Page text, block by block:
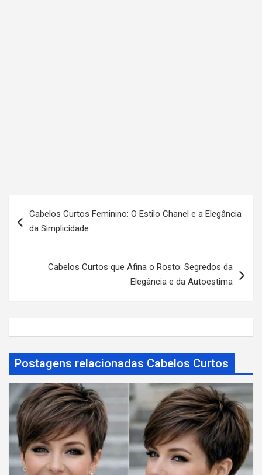
a
ã
o
d
e
P
o
s
t
Cabelos Curtos Feminino: O Estilo Chanel e a Elegância
da Simplicidade
Cabelos Curtos que Afina o Rosto: Segredos da
Elegância e da Autoestima
Postagens relacionadas Cabelos Curtos